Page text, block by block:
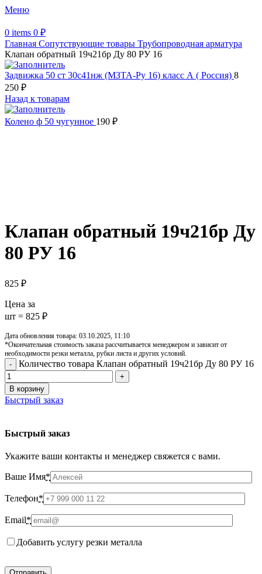
Меню
0 items 0 ₽
Главная Сопутствующие товары Трубопроводная арматура
Клапан обратный 19ч21бр Ду 80 РУ 16
Задвижка 50 ст 30с41нж (МЗТА-Ру 16) класс А ( Россия) 8
250 ₽
Назад к товарам
Колено ф 50 чугунное 190 ₽
Клапан обратный 19ч21бр Ду
80 РУ 16
825 ₽
Цена за
шт = 825 ₽
Дата обновления товара: 03.10.2025, 11:10
*Окончательная стоимость заказа рассчитывается менеджером и зависит от
необходимости резки металла, рубки листа и других условий.
Количество товара Клапан обратный 19ч21бр Ду 80 РУ 16
В корзину
Быстрый заказ
Быстрый заказ
Укажите ваши контакты и менеджер свяжется с вами.
Ваше Имя*
Телефон*
Email*
Добавить услугу резки металла